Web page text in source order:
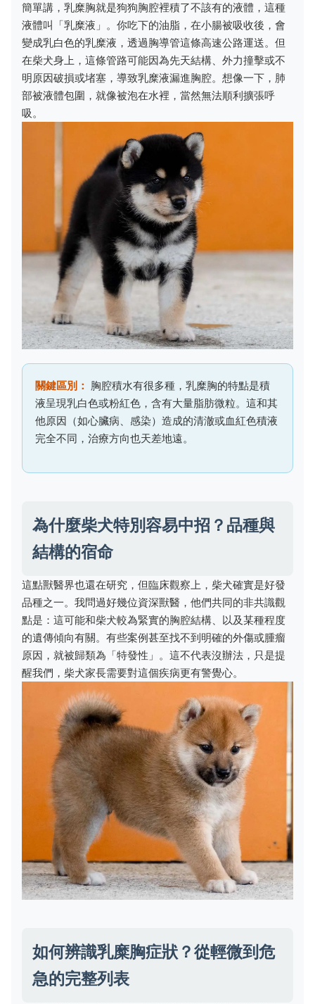
簡單講，乳糜胸就是狗狗胸腔裡積了不該有的液體，這種
液體叫「乳糜液」。你吃下的油脂，在小腸被吸收後，會
變成乳白色的乳糜液，透過胸導管這條高速公路運送。但
在柴犬身上，這條管路可能因為先天結構、外力撞擊或不
明原因破損或堵塞，導致乳糜液漏進胸腔。想像一下，肺
部被液體包圍，就像被泡在水裡，當然無法順利擴張呼
吸。
關鍵區別： 胸腔積水有很多種，乳糜胸的特點是積
液呈現乳白色或粉紅色，含有大量脂肪微粒。這和其
他原因（如心臟病、感染）造成的清澈或血紅色積液
完全不同，治療方向也天差地遠。
為什麼柴犬特別容易中招？品種與
結構的宿命
這點獸醫界也還在研究，但臨床觀察上，柴犬確實是好發
品種之一。我問過好幾位資深獸醫，他們共同的非共識觀
點是：這可能和柴犬較為緊實的胸腔結構、以及某種程度
的遺傳傾向有關。有些案例甚至找不到明確的外傷或腫瘤
原因，就被歸類為「特發性」。這不代表沒辦法，只是提
醒我們，柴犬家長需要對這個疾病更有警覺心。
如何辨識乳糜胸症狀？從輕微到危
急的完整列表